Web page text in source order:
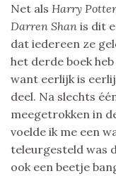
Net als Harry
Darren Shan is dit
dat iedereen ze
het derde boek
want eerlijk is
deel. Na slechts
meegetrokken in
voelde ik me een
teleurgesteld was
ook een beetje